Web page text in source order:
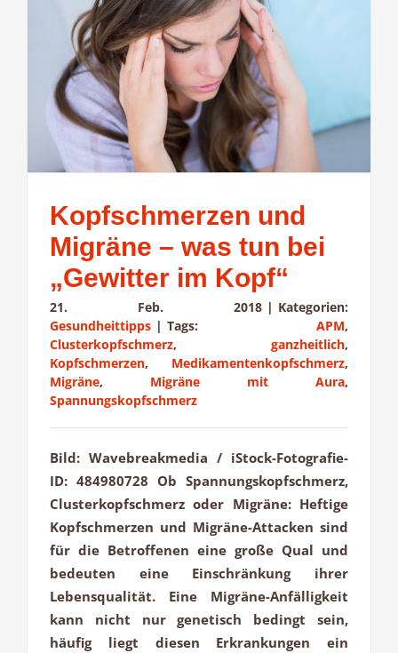
Kopfschmerzen und
Migräne – was tun bei
„Gewitter im Kopf“
21. Feb. 2018 | Kategorien:
Gesundheittipps | Tags: APM,
Clusterkopfschmerz, ganzheitlich,
Kopfschmerzen, Medikamentenkopfschmerz,
Migräne, Migräne mit Aura,
Spannungskopfschmerz
Bild: Wavebreakmedia / iStock-Fotografie-
ID: 484980728 Ob Spannungskopfschmerz,
Clusterkopfschmerz oder Migräne: Heftige
Kopfschmerzen und Migräne-Attacken sind
für die Betroffenen eine große Qual und
bedeuten eine Einschränkung ihrer
Lebensqualität. Eine Migräne-Anfälligkeit
kann nicht nur genetisch bedingt sein,
häufig liegt diesen Erkrankungen ein